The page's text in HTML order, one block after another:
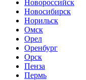
Новороссийск
Новосибирск
Норильск
Омск
Орел
Оренбург
Орск
Пенза
Пермь